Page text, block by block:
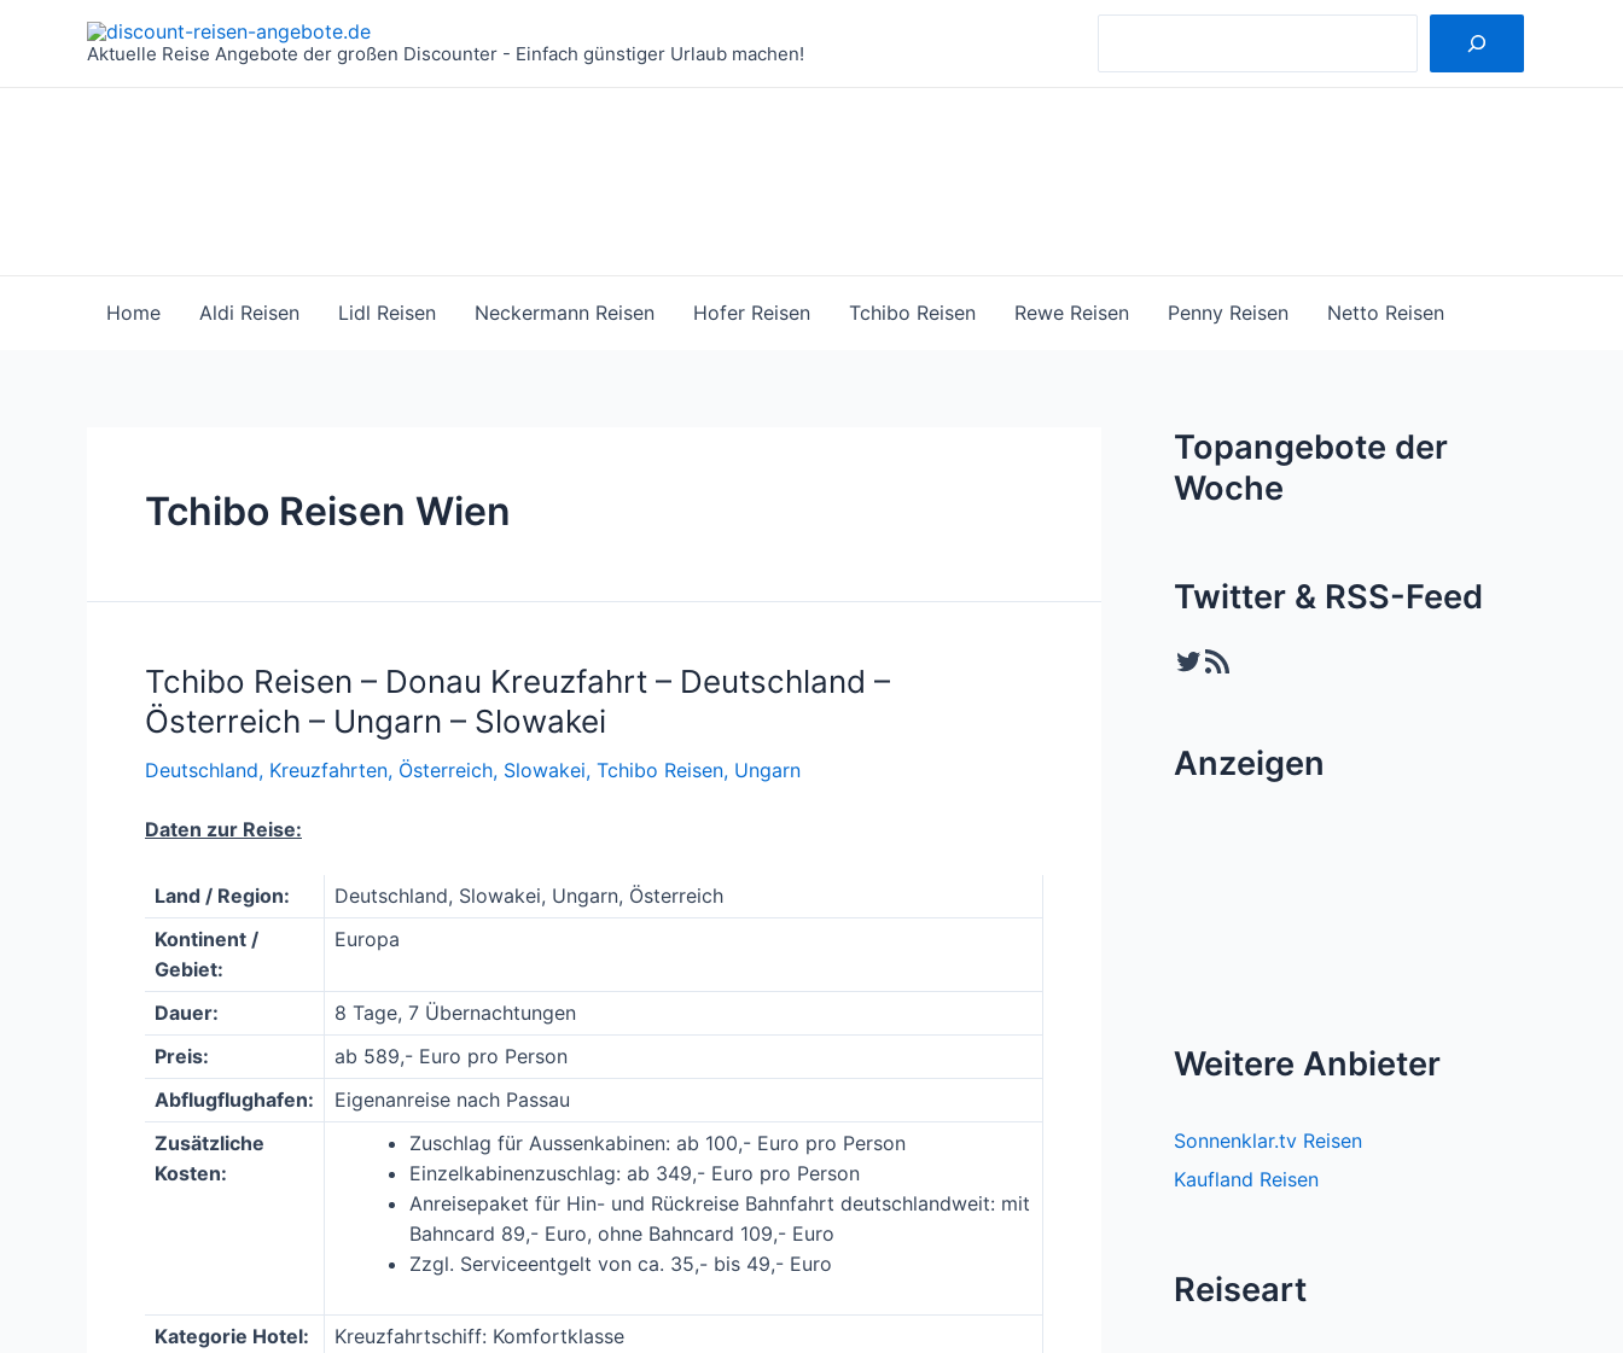
Aktuelle Reise Angebote der großen Discounter - Einfach günstiger Urlaub machen!
Home Aldi Reisen Lidl Reisen Neckermann Reisen Hofer Reisen Tchibo Reisen Rewe Reisen Penny Reisen Netto Reisen
Tchibo Reisen Wien
Tchibo Reisen – Donau Kreuzfahrt – Deutschland –
Österreich – Ungarn – Slowakei
Deutschland, Kreuzfahrten, Österreich, Slowakei, Tchibo Reisen, Ungarn
Daten zur Reise:
Land / Region:
Deutschland, Slowakei, Ungarn, Österreich
Kontinent /
Gebiet:
Europa
Dauer:
8 Tage, 7 Übernachtungen
Preis:
ab 589,- Euro pro Person
Abflugflughafen:
Eigenanreise nach Passau
Zusätzliche
Kosten:
Zuschlag für Aussenkabinen: ab 100,- Euro pro Person
Einzelkabinenzuschlag: ab 349,- Euro pro Person
Anreisepaket für Hin- und Rückreise Bahnfahrt deutschlandweit: mit
Bahncard 89,- Euro, ohne Bahncard 109,- Euro
Zzgl. Serviceentgelt von ca. 35,- bis 49,- Euro
Kategorie Hotel:
Kreuzfahrtschiff: Komfortklasse
Topangebote der
Woche
Twitter & RSS-Feed
Twitter RSS-Feed
Anzeigen
Weitere Anbieter
Sonnenklar.tv Reisen
Kaufland Reisen
Reiseart